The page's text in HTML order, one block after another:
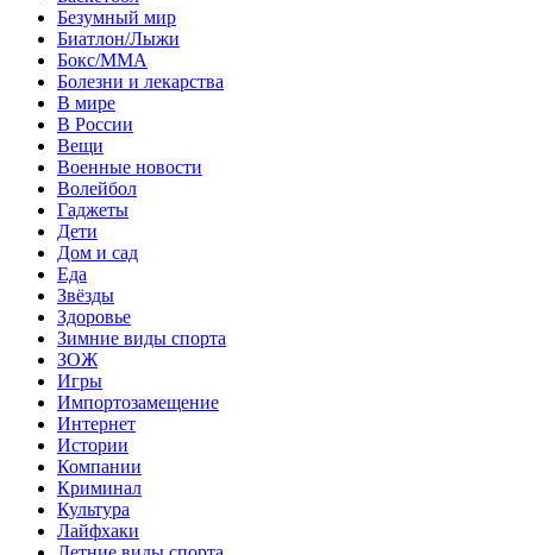
Безумный мир
Биатлон/Лыжи
Бокс/MMA
Болезни и лекарства
В мире
В России
Вещи
Военные новости
Волейбол
Гаджеты
Дети
Дом и сад
Еда
Звёзды
Здоровье
Зимние виды спорта
ЗОЖ
Игры
Импортозамещение
Интернет
Истории
Компании
Криминал
Культура
Лайфхаки